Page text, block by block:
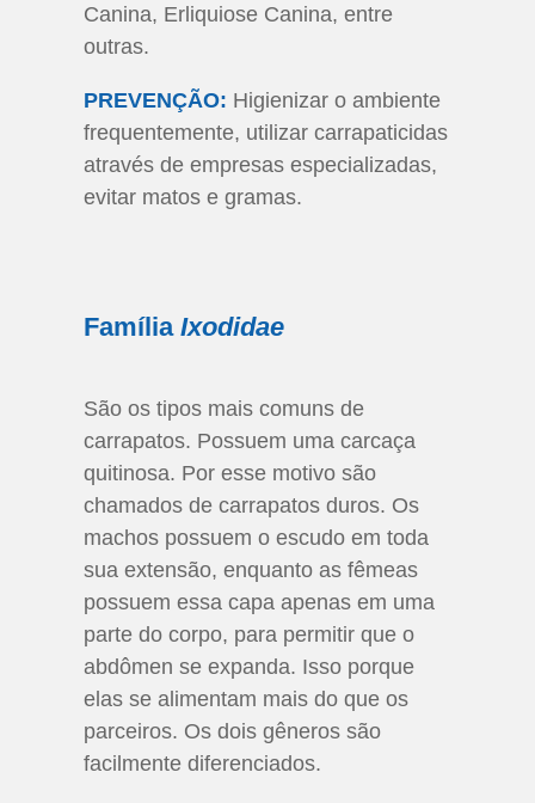
Canina, Erliquiose Canina, entre
outras.
PREVENÇÃO: Higienizar o ambiente
frequentemente, utilizar carrapaticidas
através de empresas especializadas,
evitar matos e gramas.
Família Ixodidae
São os tipos mais comuns de
carrapatos. Possuem uma carcaça
quitinosa. Por esse motivo são
chamados de carrapatos duros. Os
machos possuem o escudo em toda
sua extensão, enquanto as fêmeas
possuem essa capa apenas em uma
parte do corpo, para permitir que o
abdômen se expanda. Isso porque
elas se alimentam mais do que os
parceiros. Os dois gêneros são
facilmente diferenciados.